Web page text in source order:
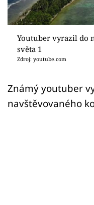
Sledujte prima+
Přihlášení
Youtuber vyrazil do
světa 1
Zdroj: youtube.com
Známý youtuber
navštěvovaného